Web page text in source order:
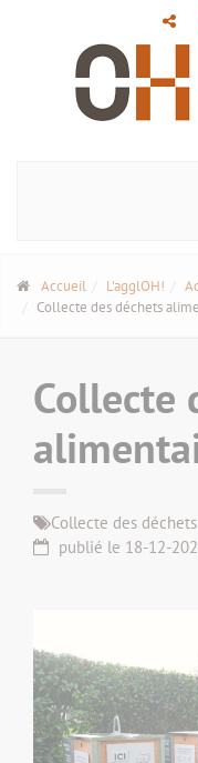
Accueil L'agglOH!
Collecte des déchets
Collecte
Collecte des déchets
publié le 18-12-
Panneau de gestion des